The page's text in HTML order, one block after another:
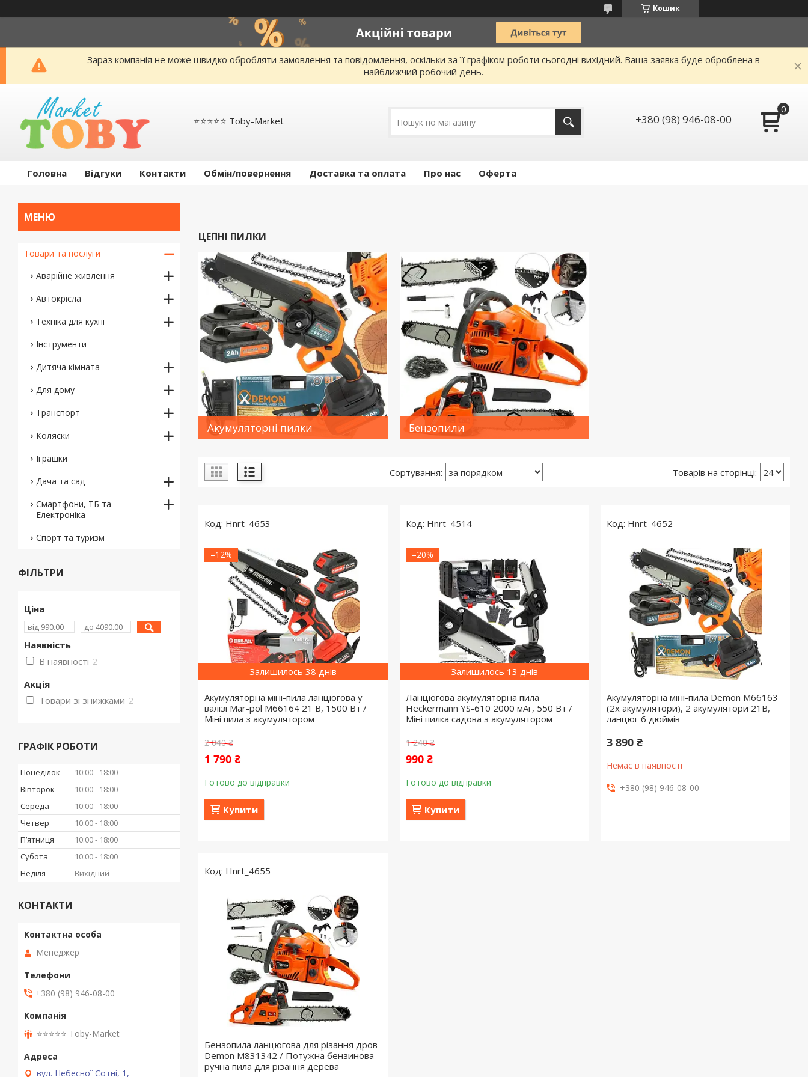
Кошик
Зараз компанія не може швидко обробляти замовлення та повідомлення, оскільки за її графіком роботи сьогодні вихідний. Ваша заявка буде оброблена в
найближчий робочий день.
⭐️⭐️⭐️⭐️⭐️ Toby-Market +380 (98) 946-08-00
Головна Відгуки Контакти Обмін/повернення Доставка та оплата Про нас Оферта
ЦЕПНІ ПИЛКИ
Акумуляторні пилки Бензопили
Hnrt_4653
Залишилось 38 днів
–12%
Акумуляторна міні-пила ланцюгова у
валізі Mar-pol M66164 21 В, 1500 Вт /
Міні пила з акумулятором
2 040 ₴
1 790 ₴
Готово до відправки
Купити
Hnrt_4514
Залишилось 13 днів
–20%
Ланцюгова акумуляторна пила
Heckermann YS-610 2000 мАг, 550 Вт /
Міні пилка садова з акумулятором
1 240 ₴
990 ₴
Готово до відправки
Купити
Hnrt_4652
Акумуляторна міні-пила Demon M66163
(2x акумулятори), 2 акумулятори 21В,
ланцюг 6 дюймів
3 890 ₴
Немає в наявності
+380 (98) 946-08-00
Hnrt_4655
Бензопила ланцюгова для різання дров
Demon M831342 / Потужна бензинова
ручна пила для різання дерева
Товари та послуги
Аварійне живлення
Автокрісла
Техніка для кухні
Інструменти
Дитяча кімната
Для дому
Транспорт
Коляски
Іграшки
Дача та сад
Смартфони, ТБ та
Електроніка
Спорт та туризм
ФІЛЬТРИ
Ціна
Наявність
В наявності 2
Акція
Товари зі знижками 2
ГРАФІК РОБОТИ
Понеділок 10:00
18:00
Вівторок
10:00
18:00
Середа
10:00
18:00
Четвер
10:00
18:00
Пʼятниця
10:00
18:00
Субота
10:00
18:00
Неділя
Вихідний
КОНТАКТИ
Менеджер
+380 (98) 946-08-00
⭐️⭐️⭐️⭐️⭐️ Toby-Market
вул. Небесної Сотні, 1,